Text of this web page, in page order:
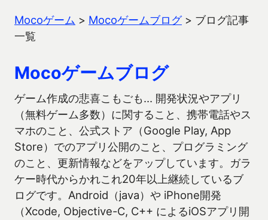
Mocoゲーム > Mocoゲームブログ> ブログ記事
一覧
Mocoゲームブログ
ゲーム作成の悲喜こもごも… 開発状況やアプリ
（無料ゲーム多数）に関すること、携帯電話やス
マホのこと、公式ストア（Google Play, App
Store）でのアプリ公開のこと、プログラミング
のこと、更新情報などをアップしています。ガラ
ケー時代からかれこれ20年以上継続しているブ
ログです。Android（java）や iPhone開発
（Xcode, Objective-C, C++ によるiOSアプリ開